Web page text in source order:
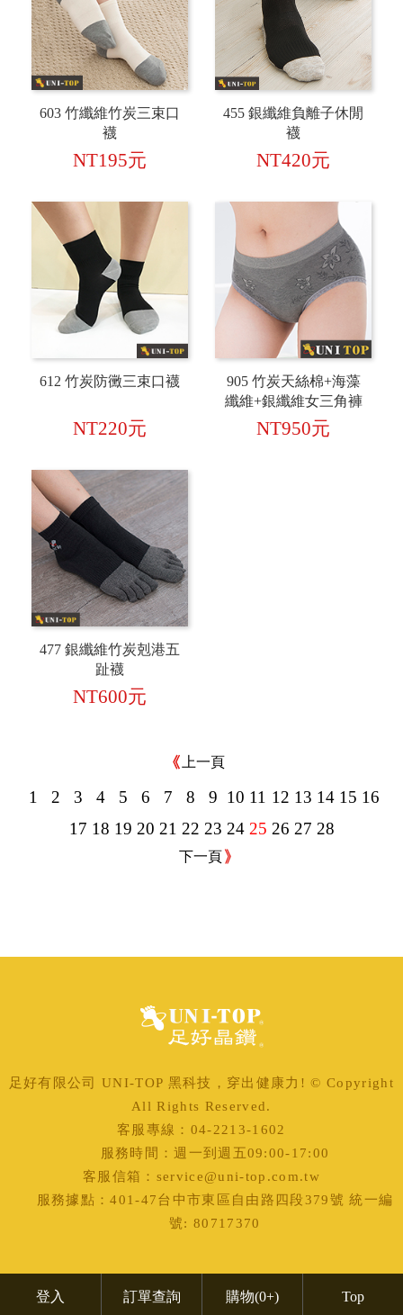
603 竹纖維竹炭三束口
襪
NT195元
455 銀纖維負離子休閒
襪
NT420元
612 竹炭防黴三束口襪
NT220元
905 竹炭天絲棉+海藻
纖維+銀纖維女三角褲
NT950元
477 銀纖維竹炭剋港五
趾襪
NT600元
上一頁
1 2 3 4 5 6 7 8 9 10 11 12 13 14 15 16
17 18 19 20 21 22 23 24 25 26 27 28
下一頁
登入 訂單查詢 購物(0+) Top
足好有限公司 UNI-TOP 黑科技，穿出健康力! © Copyright
All Rights Reserved.
客服專線：04-2213-1602
服務時間：週一到週五09:00-17:00
客服信箱：service@uni-top.com.tw
服務據點：401-47台中市東區自由路四段379號 統一編
號: 80717370